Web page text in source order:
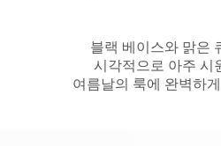
블랙 베이스와 맑은
시각적으로 아주 시
여름날의 룩에 완벽하